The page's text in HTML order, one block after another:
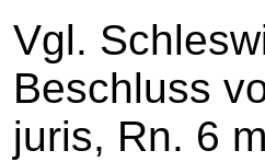
Vgl.
Beschluss
juris, Rn. 6